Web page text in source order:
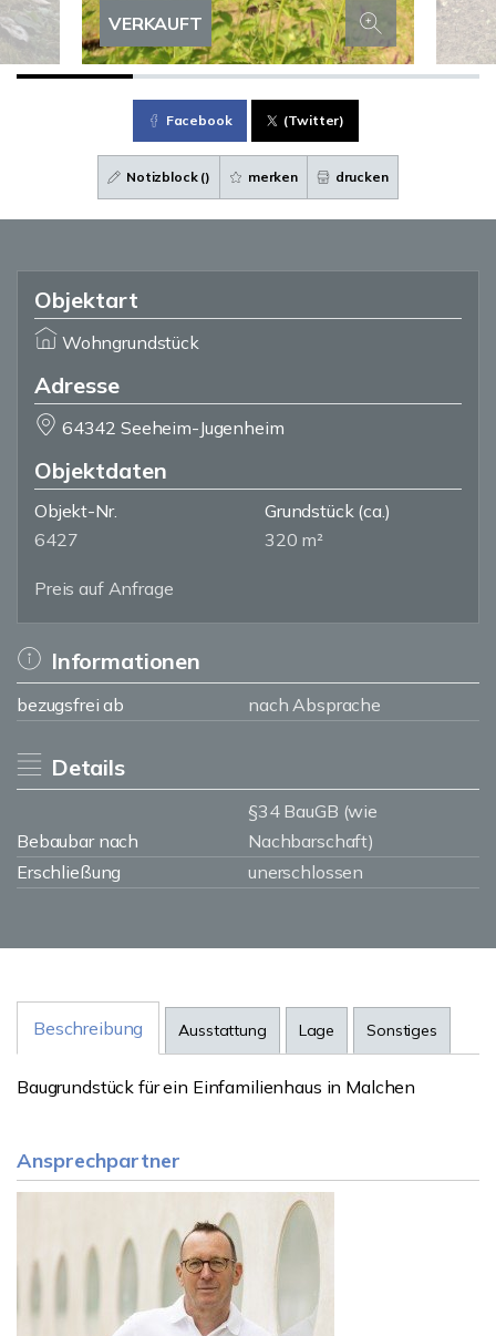
VERKAUFT
Facebook (Twitter)
Notizblock () merken drucken
Objektart
Wohngrundstück
Adresse
64342 Seeheim-Jugenheim
Objektdaten
Objekt-Nr.
6427
Grundstück(ca.)
320 m²
Preis auf Anfrage
Informationen
bezugsfrei ab nach Absprache
Details
Bebaubar nach
§34 BauGB (wie
Nachbarschaft)
Erschließung
unerschlossen
Beschreibung Ausstattung Lage Sonstiges
Baugrundstück für ein Einfamilienhaus in Malchen
Ansprechpartner